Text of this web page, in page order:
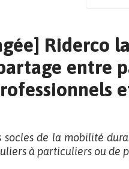
Riderco
entre
socles de la mobilité
à particuliers ou de